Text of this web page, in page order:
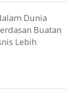
Dunia
Buatan
Lebih